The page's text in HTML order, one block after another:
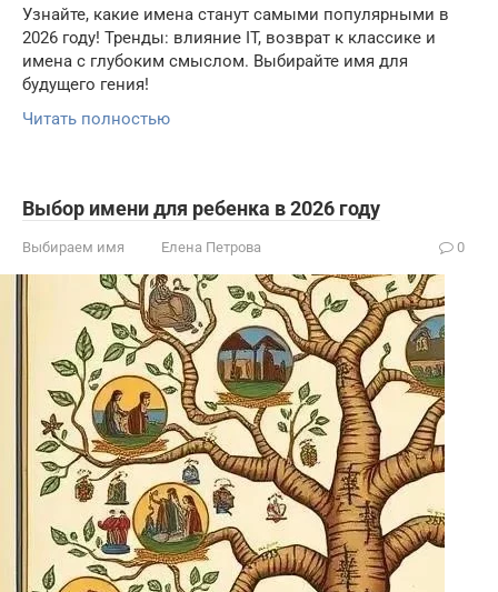
Узнайте, какие имена станут самыми популярными в
2026 году! Тренды: влияние IT, возврат к классике и
имена с глубоким смыслом. Выбирайте имя для
будущего гения!
Читать полностью
Выбор имени для ребенка в 2026 году
Выбираем имя Елена Петрова 0